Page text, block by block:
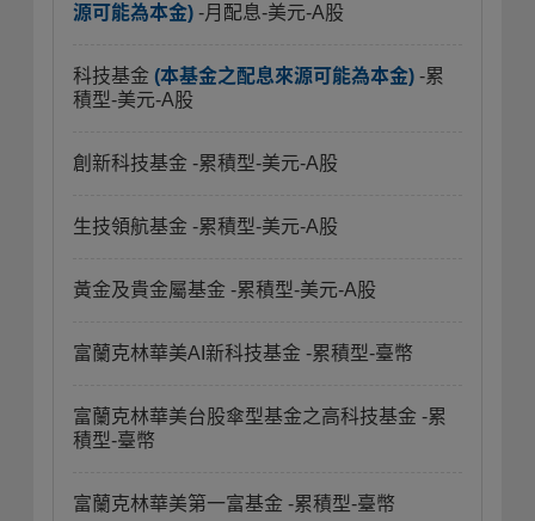
源可能為本金) -月配息-美元-A股
科技基金 (本基金之配息來源可能為本金) -累
積型-美元-A股
創新科技基金 -累積型-美元-A股
生技領航基金 -累積型-美元-A股
黃金及貴金屬基金 -累積型-美元-A股
富蘭克林華美AI新科技基金 -累積型-臺幣
富蘭克林華美台股傘型基金之高科技基金 -累
積型-臺幣
富蘭克林華美第一富基金 -累積型-臺幣